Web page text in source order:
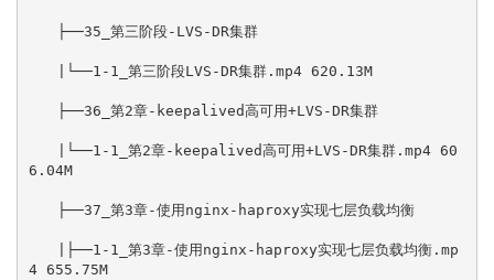
├──35_第三阶段-LVS-DR集群
|└──1-1_第三阶段LVS-DR集群.mp4 620.13M
├──36_第2章-keepalived高可用+LVS-DR集群
|└──1-1_第2章-keepalived高可用+LVS-DR集群.mp4 60
6.04M
├──37_第3章-使用nginx-haproxy实现七层负载均衡
|├──1-1_第3章-使用nginx-haproxy实现七层负载均衡.mp
4 655.75M